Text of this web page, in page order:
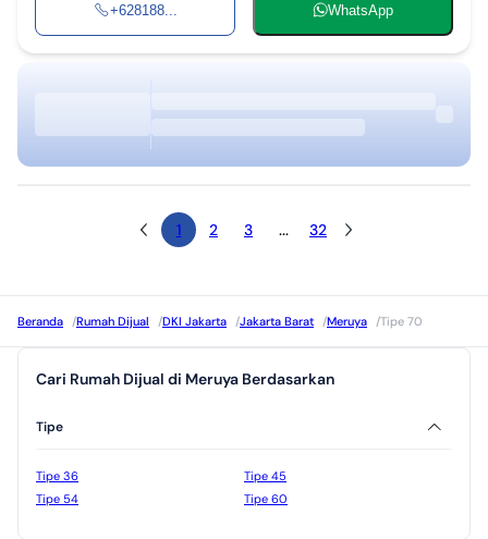
+628188... WhatsApp
1 2 3 ... 32
Beranda /Rumah Dijual /DKI Jakarta /Jakarta Barat /Meruya /Tipe 70
Cari Rumah Dijual di Meruya Berdasarkan
Tipe
Tipe 36
Tipe 45
Tipe 54
Tipe 60